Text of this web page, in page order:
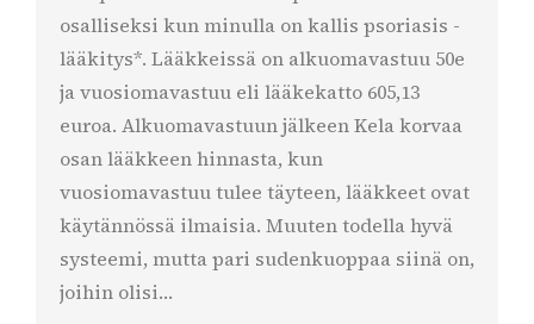
osalliseksi kun minulla on kallis psoriasis -
lääkitys*. Lääkkeissä on alkuomavastuu 50e
ja vuosiomavastuu eli lääkekatto 605,13
euroa. Alkuomavastuun jälkeen Kela korvaa
osan lääkkeen hinnasta, kun
vuosiomavastuu tulee täyteen, lääkkeet ovat
käytännössä ilmaisia. Muuten todella hyvä
systeemi, mutta pari sudenkuoppaa siinä on,
joihin olisi…